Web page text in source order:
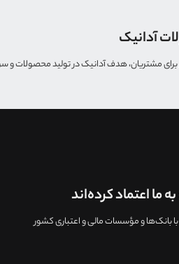
آدانیک
برای مشتریان، هدف آدانیک در تولید محصولات
ما اعتماد کرده‌اند
بانک‌ها و مؤسسات مالی و اعتباری کشور